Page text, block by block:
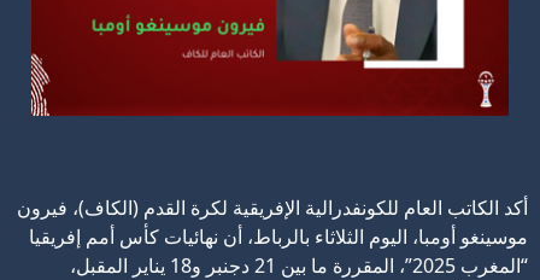
أكد الكاتب العام للكونفدرالية الإفريقية لكرة القدم (الكاف)، فيرون
موسينغو أومبا، اليوم الثلاثاء بالرباط، أن نهائيات كأس أمم إفريقيا
“المغرب 2025”، المقررة ما بين 21 دجنبر و18 يناير المقبل،